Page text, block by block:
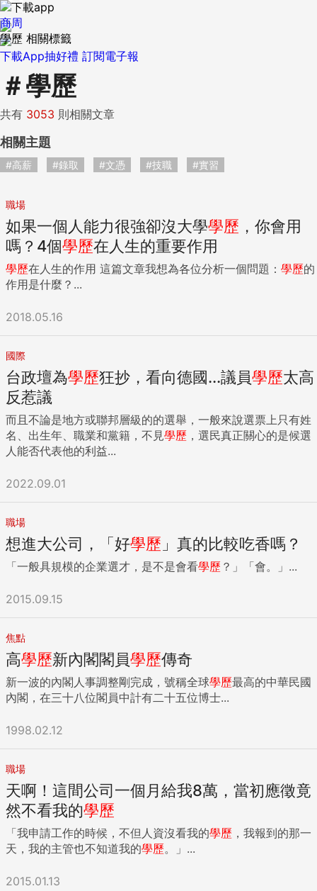
下載App抽好禮 訂閱電子報
商周
學歷 相關標籤
＃學歷
共有 3053 則相關文章
相關主題
#高薪 #錄取 #文憑 #技職 #實習
職場
如果一個人能力很強卻沒大學學歷 ，你會用
嗎？4個學歷在人生的重要作用
學歷 在人生的作用 這篇文章我想為各位分析一個問題： 學歷的
作用是什麼？...
2018.05.16
國際
台政壇為學歷狂抄，看向德國...議員學歷太高
反惹議
而且不論是地方或聯邦層級的的選舉，一般來說選票上只有姓
名、出生年、職業和黨籍，不見學歷 ，選民真正關心的是候選
人能否代表他的利益...
2022.09.01
職場
想進大公司，「好學歷 」真的比較吃香嗎？
「一般具規模的企業選才，是不是會看學歷 ？」「會。」...
2015.09.15
焦點
高學歷新內閣閣員學歷傳奇
新一波的內閣人事調整剛完成，號稱全球學歷最高的中華民國
內閣，在三十八位閣員中計有二十五位博士...
1998.02.12
職場
天啊！這間公司一個月給我8萬，當初應徵竟
然不看我的學歷
「我申請工作的時候，不但人資沒看我的學歷 ，我報到的那一
天，我的主管也不知道我的學歷。」...
2015.01.13